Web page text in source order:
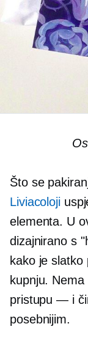
Što se
Liviacoloji
elementa. U
dizajnirano s
kako je slatko
kupnju.
pristupu — i
posebnijim.